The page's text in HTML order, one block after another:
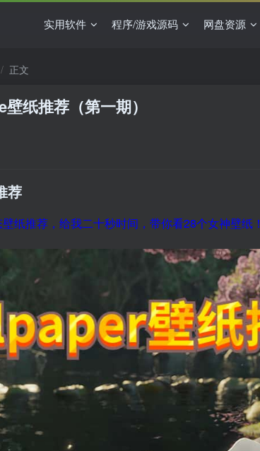
实用软件 程序/游戏源码 网盘资源
正文
纸推荐（第一期）
荐
纸推荐，给我二十秒时间，带你看28个女神壁纸！